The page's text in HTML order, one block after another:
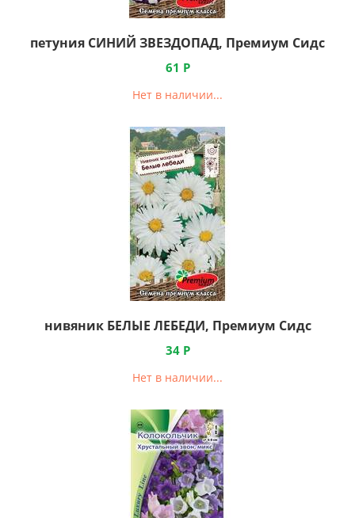
петуния СИНИЙ ЗВЕЗДОПАД, Премиум Сидс
61 Р
Нет в наличии...
нивяник БЕЛЫЕ ЛЕБЕДИ, Премиум Сидс
34 Р
Нет в наличии...